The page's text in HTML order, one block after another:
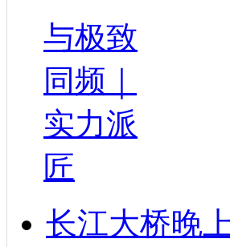
与极致
同频｜
实力派
匠
长江大桥晚